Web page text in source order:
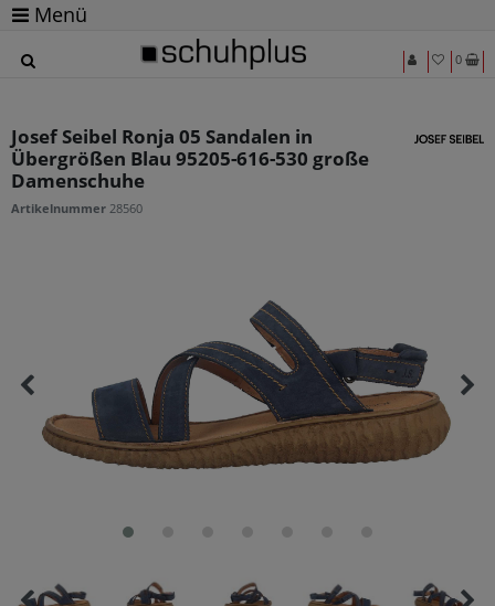
Menü
0
Josef Seibel Ronja 05 Sandalen in
Übergrößen Blau 95205-616-530 große
Damenschuhe
Artikelnummer 28560